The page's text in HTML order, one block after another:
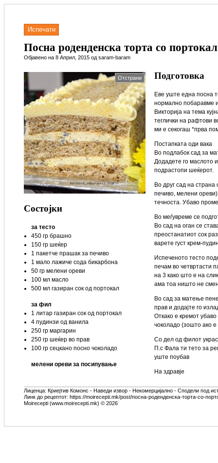
Испечати
Посна роденденска торта со портокал
Објавено на 8 Април, 2015 од saram-baram
Отстрани
Состојки
за тесто
450 гр брашно
150 гр шеќер
1 пакетче прашак за печиво
1 мало лажиче сода бикарбона
50 гр мелени ореви
100 мл масло
500 мл газиран сок од портокал
за фил
1 литар газиран сок од портокал
4 пудинзи од ванила
250 гр маргарин
250 гр шеќер во прав
100 гр сецкано посно чоколадо
мелени ореви за посипување
Подготовка
Еве уште една посна
нормално побаравме
Викторија на тема
теглички на рафтови
ми е секогаш *прва
Постапката оди вака
Во подлабок сад за
Додадете го маслото
подрастопи шеќерот.
Во друг сад на
печиво, мелени
течноста. Убаво
Во меѓувреме се
Во сад на оган се
преостанатиот сок
варете густ крем-
Испеченото тесто
печам во четвртасти
на 3 како што е на
ама тоа ништо не
Во сад за матење
прав и додајте го
Откако е кремот
чоколадо (зошто ако е
Со дел од филот
П.с Фала ти тето за
уште поубав
На здравје
Лиценца: Криејтив Комонс - Наведи извор - Некомерцијално - Сподели под
Линк до рецептот: https://moirecepti.mk/post/посна-роденденска-торта-со-
Moirecepti (www.moirecepti.mk) © 2026